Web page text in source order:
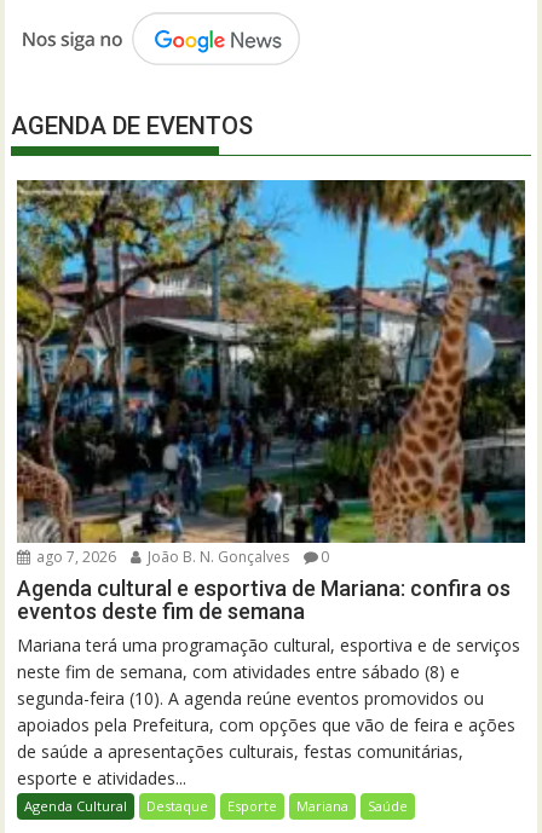
AGENDA DE EVENTOS
ago 7, 2026 João B. N. Gonçalves 0
Agenda cultural e esportiva de Mariana: confira os
eventos deste fim de semana
Mariana terá uma programação cultural, esportiva e de serviços
neste fim de semana, com atividades entre sábado (8) e
segunda-feira (10). A agenda reúne eventos promovidos ou
apoiados pela Prefeitura, com opções que vão de feira e ações
de saúde a apresentações culturais, festas comunitárias,
esporte e atividades...
Agenda Cultural Destaque Esporte Mariana Saúde